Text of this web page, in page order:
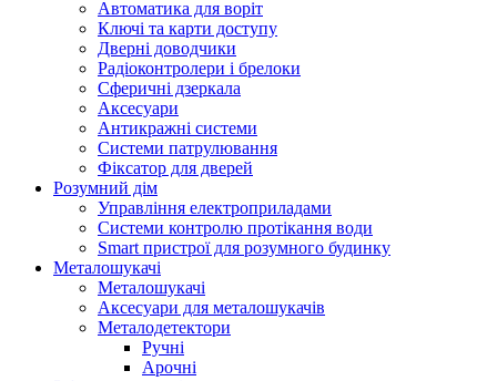
Автоматика для воріт
Ключі та карти доступу
Дверні доводчики
Радіоконтролери і брелоки
Сферичні дзеркала
Аксесуари
Антикражні системи
Системи патрулювання
Фіксатор для дверей
Розумний дім
Управління електроприладами
Системи контролю протікання води
Smart пристрої для розумного будинку
Металошукачі
Металошукачі
Аксесуари для металошукачів
Металодетектори
Ручні
Арочні